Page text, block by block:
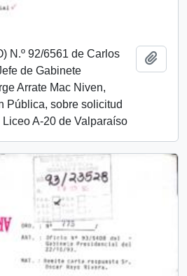
N.º 92/6561 de Carlos
de Gabinete
Arrate Mac Niven,
Pública, sobre solicitud
A-20 de Valparaíso